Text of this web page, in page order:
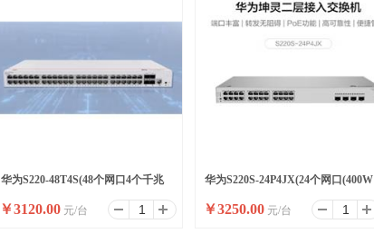
华为S220-48T4S(48个网口4个千兆
SFP)
￥3120.00 元/台
华为S220S-24P4JX(24个网口(400W
Po E+ ),2个万兆+,2个2.5GSFP
￥3250.00 元/台